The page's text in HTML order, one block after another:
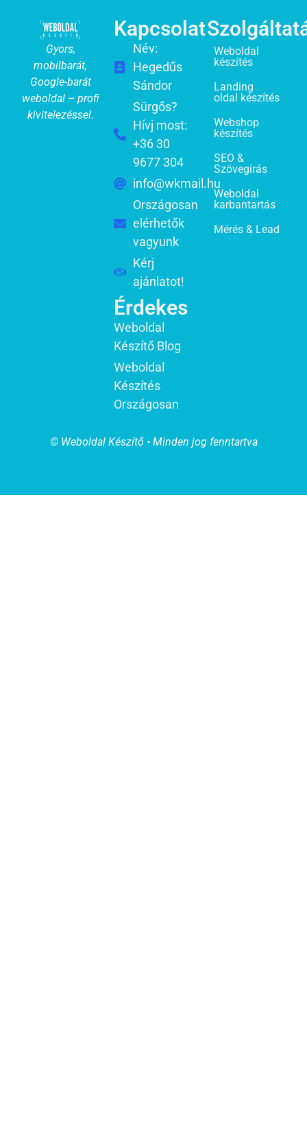
Gyors,
mobilbarát,
Google-barát
weboldal – profi
kivitelezéssel.
Kapcsolat
Név:
Hegedűs
Sándor
Sürgős?
Hívj most:
+36 30
9677 304
info@wkmail.hu
Országosan
elérhetők
vagyunk
Kérj
ajánlatot!
Érdekes
Weboldal
Készítő Blog
Weboldal
Készítés
Országosan
Weboldal
készítés
Landing
oldal készítés
Webshop
készítés
SEO &
Szövegírás
Weboldal
karbantartás
Mérés & Lead
© Weboldal Készítő • Minden jog fenntartva